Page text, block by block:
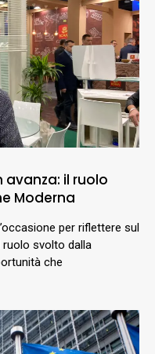
il ruolo
Moderna
per riflettere sul
svolto dalla
che